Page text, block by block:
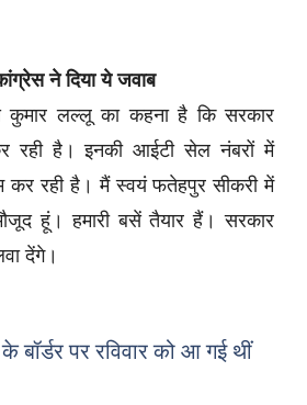
ने दिया ये जवाब
कुमार लल्लू का कहना है कि सरकार
रही है। इनकी आईटी सेल नंबरों में
कर रही है। मैं स्वयं फतेहपुर सीकरी में
हूं। हमारी बसें तैयार हैं। सरकार
देंगे।
बॉर्डर पर रविवार को आ गई थीं